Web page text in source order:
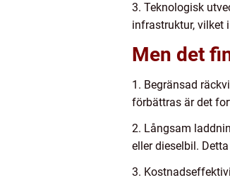
3. Teknologisk
infrastruktur, vilket
Men det
1. Begränsad
förbättras är det
2. Långsam
eller dieselbil.
3.